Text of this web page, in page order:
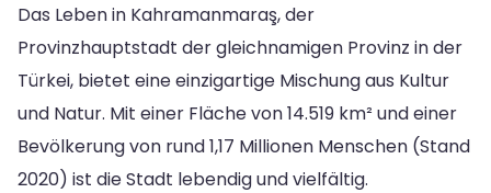
Das Leben in Kahramanmaraş, der
Provinzhauptstadt der gleichnamigen Provinz in der
Türkei, bietet eine einzigartige Mischung aus Kultur
und Natur. Mit einer Fläche von 14.519 km² und einer
Bevölkerung von rund 1,17 Millionen Menschen (Stand
2020) ist die Stadt lebendig und vielfältig.